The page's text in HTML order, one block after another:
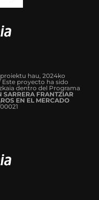
hau, 2024ko
proyecto ha sido
dentro del Programa
SARRERA FRANTZIAR
EN EL MERCADO